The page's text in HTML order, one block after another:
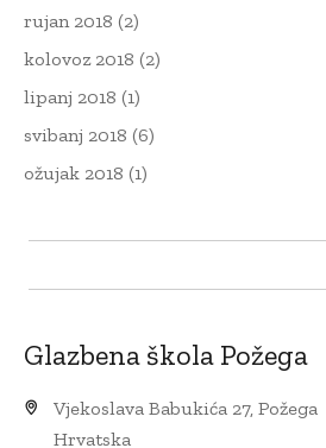
rujan 2018 (2)
kolovoz 2018 (2)
lipanj 2018 (1)
svibanj 2018 (6)
ožujak 2018 (1)
Glazbena škola Požega
Vjekoslava Babukića 27, Požega
Hrvatska